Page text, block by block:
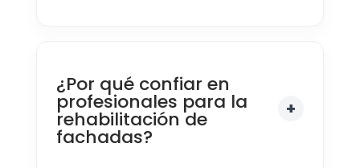
¿Por qué confiar en
profesionales para la
rehabilitación de
fachadas?